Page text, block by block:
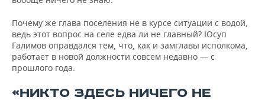
Почему же глава поселения не в курсе ситуации с водой,
ведь этот вопрос на селе едва ли не главный? Юсуп
Галимов оправдался тем, что, как и замглавы исполкома,
работает в новой должности совсем недавно — с
прошлого года.
«НИКТО ЗДЕСЬ НИЧЕГО НЕ